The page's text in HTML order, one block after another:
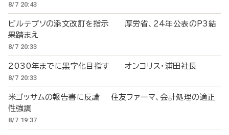
8/7 20:43
ビルテプソの添文改訂を指示 厚労省、24年公表のP3結
果踏まえ
8/7 20:33
2030年までに黒字化目指す オンコリス・浦田社長
8/7 20:33
米ゴッサムの報告書に反論 住友ファーマ、会計処理の適正
性強調
8/7 19:37